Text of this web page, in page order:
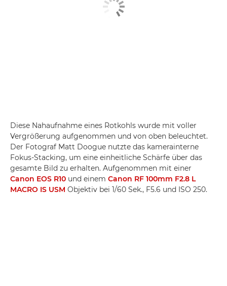
Diese Nahaufnahme eines Rotkohls wurde mit voller
Vergrößerung aufgenommen und von oben beleuchtet.
Der Fotograf Matt Doogue nutzte das kamerainterne
Fokus-Stacking, um eine einheitliche Schärfe über das
gesamte Bild zu erhalten. Aufgenommen mit einer
Canon EOS R10 und einem Canon RF 100mm F2.8 L
MACRO IS USM Objektiv bei 1/60 Sek., F5.6 und ISO 250.